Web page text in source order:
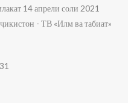
14 апрели соли 2021
- ТВ «Илм ва табиат»